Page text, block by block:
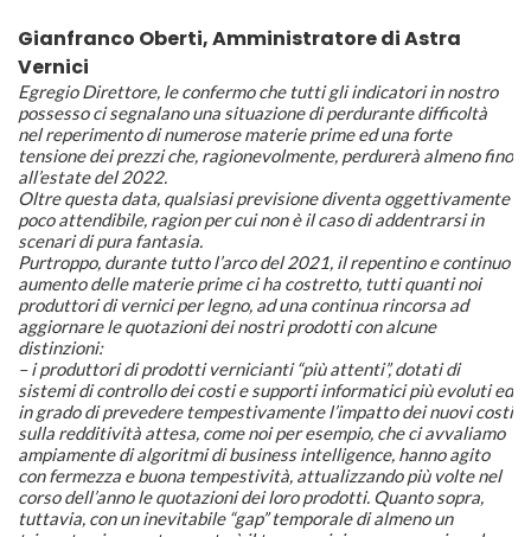
Gianfranco Oberti, Amministratore di Astra
Vernici
Egregio Direttore, le confermo che tutti gli indicatori in nostro
possesso ci segnalano una situazione di perdurante difficoltà
nel reperimento di numerose materie prime ed una forte
tensione dei prezzi che, ragionevolmente, perdurerà almeno fino
all’estate del 2022.
Oltre questa data, qualsiasi previsione diventa oggettivamente
poco attendibile, ragion per cui non è il caso di addentrarsi in
scenari di pura fantasia.
Purtroppo, durante tutto l’arco del 2021, il repentino e continuo
aumento delle materie prime ci ha costretto, tutti quanti noi
produttori di vernici per legno, ad una continua rincorsa ad
aggiornare le quotazioni dei nostri prodotti con alcune
distinzioni:
– i produttori di prodotti vernicianti “più attenti”, dotati di
sistemi di controllo dei costi e supporti informatici più evoluti ed
in grado di prevedere tempestivamente l’impatto dei nuovi costi
sulla redditività attesa, come noi per esempio, che ci avvaliamo
ampiamente di algoritmi di business intelligence, hanno agito
con fermezza e buona tempestività, attualizzando più volte nel
corso dell’anno le quotazioni dei loro prodotti. Quanto sopra,
tuttavia, con un inevitabile “gap” temporale di almeno un